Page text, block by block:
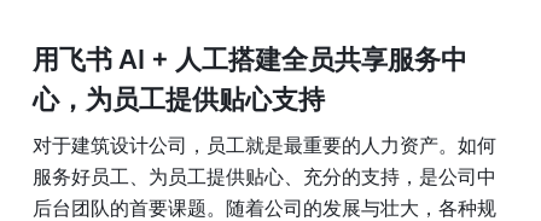
用飞书 AI + 人工搭建全员共享服务中
心，为员工提供贴心支持
对于建筑设计公司，员工就是最重要的人力资产。如何
服务好员工、为员工提供贴心、充分的支持，是公司中
后台团队的首要课题。随着公司的发展与壮大，各种规